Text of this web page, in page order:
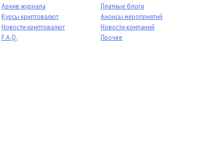
Архив журнала
Курсы криптовалют
Новости криптовалют
F.A.Q.
Платные блоги
Анонсы мероприятий
Новости компаний
Прочее